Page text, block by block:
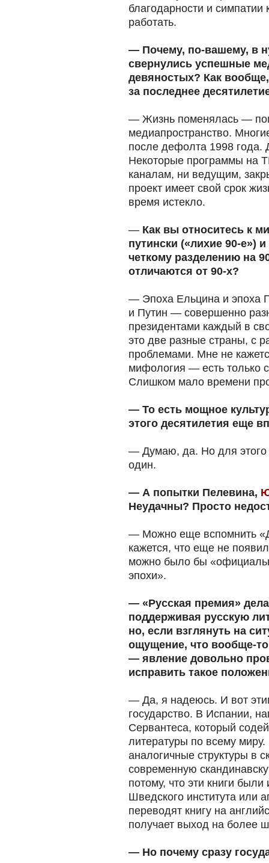
благодарности и
работать.
— Почему, по-вашему, в
свернулись успешные
девяностых? Как
за последнее
— Жизнь поменялась —
медиапространство.
после дефолта 1998 года.
Некоторые программы на
каналам, ни ведущим,
проект имеет свой срок
время истекло.
— Как вы относитесь к
путински («лихие 90-е»)
четкому разделению на
отличаются от 90-х?
— Эпоха Ельцина и эпоха
и Путин — совершенно
президентами каждый в
это две разные страны, с
проблемами. Мне не
мифология — есть только
Слишком мало времени
— То есть мощное
этого десятилетия еще
— Думаю, да. Но для этого
один.
— А попытки Пелевина,
Неудачны? Просто
— Можно еще вспомнить
кажется, что еще не
можно было бы
эпохи».
— «Русская премия»
поддерживая русскую
но, если взглянуть на
ощущение, что вообще-то
— явление довольно
исправить такое
— Да, я надеюсь. И вот
государство. В Испании,
Сервантеса, который
литературы по всему
аналогичные структуры в
современную
потому, что эти книги
Шведского института или
переводят книгу на
получает выход на более
— Но почему сразу